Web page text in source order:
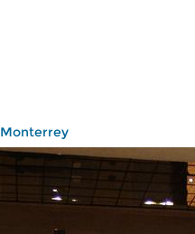
Monterrey